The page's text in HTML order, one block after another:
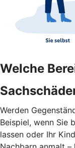
Welche
Werden
Beispiel, wenn Sie
lassen oder Ihr